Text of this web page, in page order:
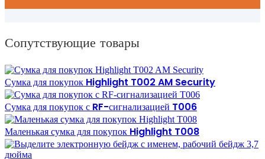
Сопутствующие товары
Сумка для покупок Highlight T002 AM Security
Сумка для покупок с RF-сигнализацией T006
Маленькая сумка для покупок Highlight T008